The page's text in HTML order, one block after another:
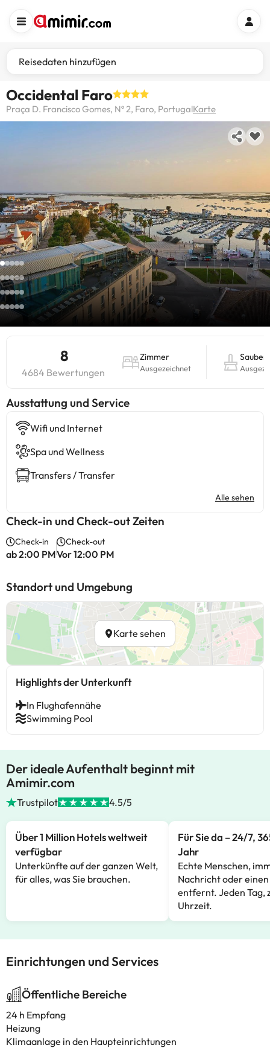
Reisedaten hinzufügen
Occidental Faro
Praça D. Francisco Gomes, Nº 2, Faro, PortugalKarte
8
4684 Bewertungen
Zimmer
Ausgezeichnet
​Ausstattung und Service
Wifi und Internet
Spa und Wellness
Transfers / Transfer
Alle sehen
Check-in und Check-out Zeiten
Check-in
ab 2:00 PM
Check-out
Vor 12:00 PM
Standort und Umgebung
Karte sehen
Highlights der Unterkunft
In Flughafennähe
Swimming Pool
Der ideale Aufenthalt beginnt mit
Amimir.com
Trustpilot 4.5/5
Über 1 Million Hotels weltweit
verfügbar
Unterkünfte auf der ganzen Welt,
für alles, was Sie brauchen.
Für Sie da – 24/7,
Jahr
Echte Menschen,
Nachricht oder
entfernt. Jeden Tag,
Uhrzeit.
Einrichtungen und Services
Öffentliche Bereiche
24 h Empfang
Heizung
Klimaanlage in den Haupteinrichtungen